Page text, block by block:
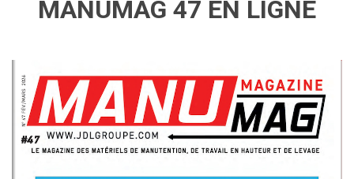
MANUMAG 47 EN LIGNE